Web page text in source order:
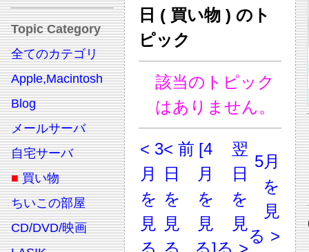
Topic Category
全てのカテゴリ
Apple,Macintosh
Blog
メールサーバ
自宅サーバ
■ 買い物
ちいこの部屋
CD/DVD/映画
日 ( 買い物 ) のト
ピック
該当のトピック
はありません。
< 3
月
を
見
る
< 前
日
を
見
る
[4
月
を
見
る]
翌
日
を
見
る >
5月
を
見
る >